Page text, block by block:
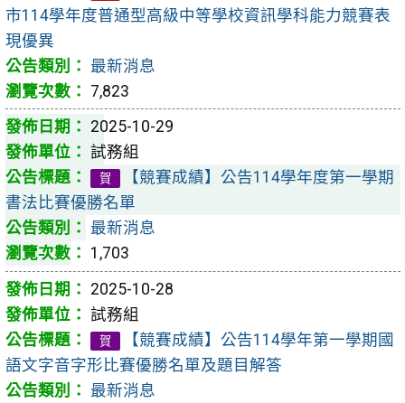
市114學年度普通型高級中等學校資訊學科能力競賽表
現優異
最新消息
7,823
2025-10-29
試務組
賀
【競賽成績】公告114學年度第一學期
書法比賽優勝名單
最新消息
1,703
2025-10-28
試務組
賀
【競賽成績】公告114學年第一學期國
語文字音字形比賽優勝名單及題目解答
最新消息